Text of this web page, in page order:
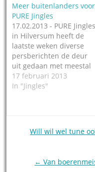
Meer buitenlanders voor
PURE Jingles
17.02.2013 - PURE Jingles
in Hilversum heeft de
laatste weken diverse
persberichten de deur
uit gedaan met meestal
nieuwe of bestaande
buitenlandse klanten
hierbij een
de moeite waard. Zo is…
17 februari 2013
In "Jingles"
PostWill wil wel tune
← Van